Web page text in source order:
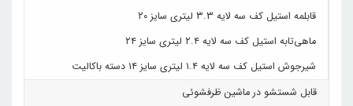
قابلمه استیل کف سه لایه ‌۳.۳ لیتری سایز ۲۰
ماهی‌تابه استیل کف سه لایه ۲.۴ لیتری سایز ۲۴
شیرجوش استیل کف سه لایه ۱.۴ لیتری سایز ۱۴ دسته باکالیت
قابل شستشو در ماشین ظرفشوئی